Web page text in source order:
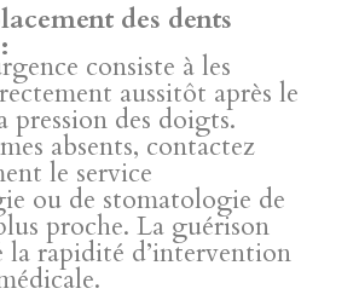
des dents
consiste à les
aussitôt après le
pression des doigts.
absents, contactez
le service
ou de stomatologie de
proche. La guérison
la rapidité d’intervention